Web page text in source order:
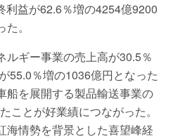
利益が62.6％増の4254億9200
。
ルギー事業の売上高が30.5％
55.0％増の1036億円となった
船を展開する製品輸送事業の
ことが好業績につながった。
海情勢を背景とした喜望峰経